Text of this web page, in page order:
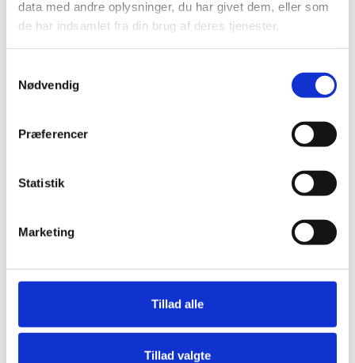
data med andre oplysninger, du har givet dem, eller som
de har indsamlet fra din brug af deres tjenester.
Nødvendig
Præferencer
Statistik
Marketing
Tillad alle
Tillad valgte
KATEGORI:TIDLIGERE AKTIONER
RELATERET
OPTOG: Tilbyd omsorg - ikke abort!